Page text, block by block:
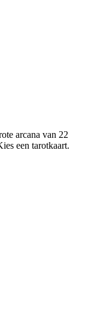
arcana van 22
een tarotkaart.